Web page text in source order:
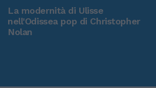
La modernità di Ulisse
nell'Odissea pop di Christopher
Nolan